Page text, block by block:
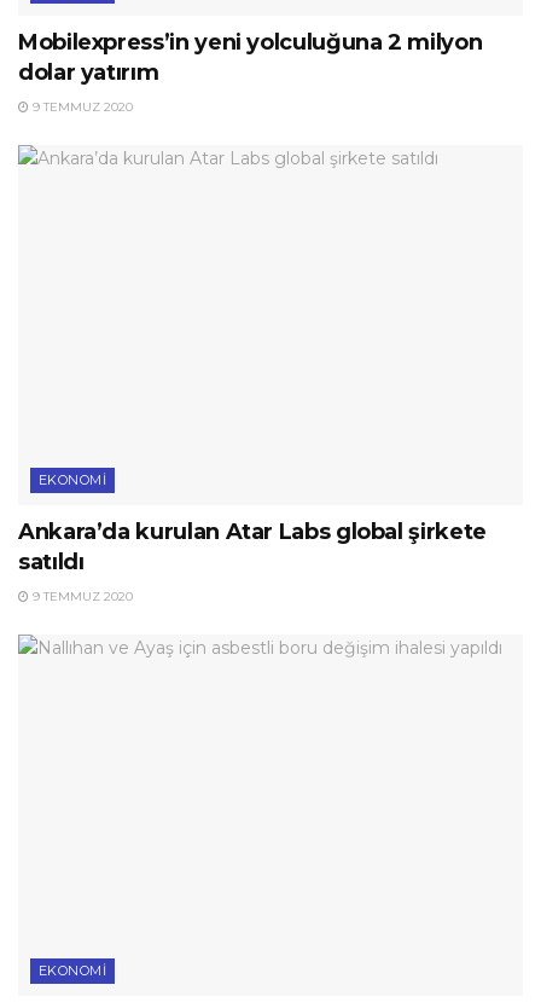
Mobilexpress’in yeni yolculuğuna 2 milyon
dolar yatırım
9 TEMMUZ 2020
EKONOMI
Ankara’da kurulan Atar Labs global şirkete
satıldı
9 TEMMUZ 2020
EKONOMI